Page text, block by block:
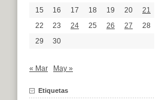
15
16 17 18 19 20
21
22
23 24 25 26 27
28
29
30
« Mar May »
Etiquetas